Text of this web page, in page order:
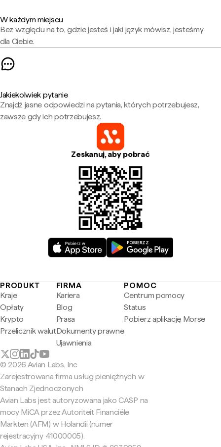
W każdym miejscu
Bez względu na to, gdzie jesteś i jaki język mówisz, jesteśmy
dla Ciebie.
Jakiekolwiek pytanie
Znajdź jasne odpowiedzi na pytania, których potrzebujesz,
zawsze gdy ich potrzebujesz.
Zeskanuj, aby pobrać
PRODUKT
Kraje
Opłaty
Krypto
Przelicznik walut
FIRMA
Kariera
Blog
Prasa
Dokumenty prawne
Ujawnienia
POMOC
Centrum pomocy
Status
Pobierz aplikację Morse
© 2026 Avian Labs, Inc
Zarejestrowana firma usług pieniężnych w
Stanach Zjednoczonych
Avian Labs jest autoryzowana jako CASP na
mocy MiCA przez Autoriteit Financiële
Markten (AFM) w Holandii (numer
rejestracyjny 41000005).